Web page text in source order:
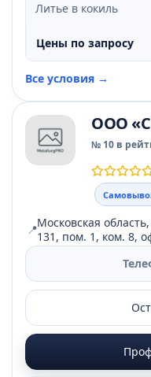
Литье в кокиль
Цены по запросу
Все условия →
ООО
№ 10 в
📍Московская
131, пом. 1, ком. 8,